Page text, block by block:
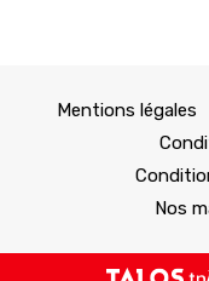
Mentions légales
Nos